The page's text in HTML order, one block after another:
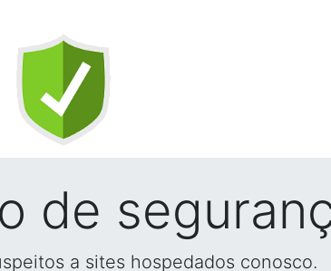
de
a sites hospedados conosco.